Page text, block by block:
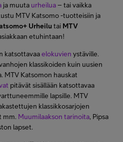
ja muuta urheilua– tai vaikka
MTV Katsomo -tuotteisiin ja
Urheilu tai MTV
etuhintaan!
katsottavaaelokuvien ystäville.
klassikoiden kuin uusien
MTV Katsomon hauskat
pitävät sisällään katsottavaa
lapsille. MTV
klassikkosarjojen
mm. Muumilaakson tarinoita, Pipsa
lapset.